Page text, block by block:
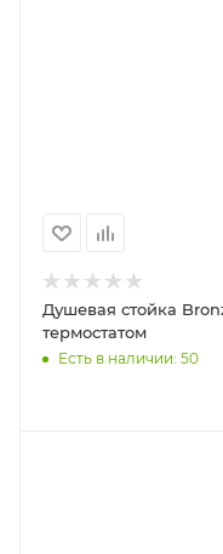
Душевая стойка
термостатом
Есть в наличии: 50